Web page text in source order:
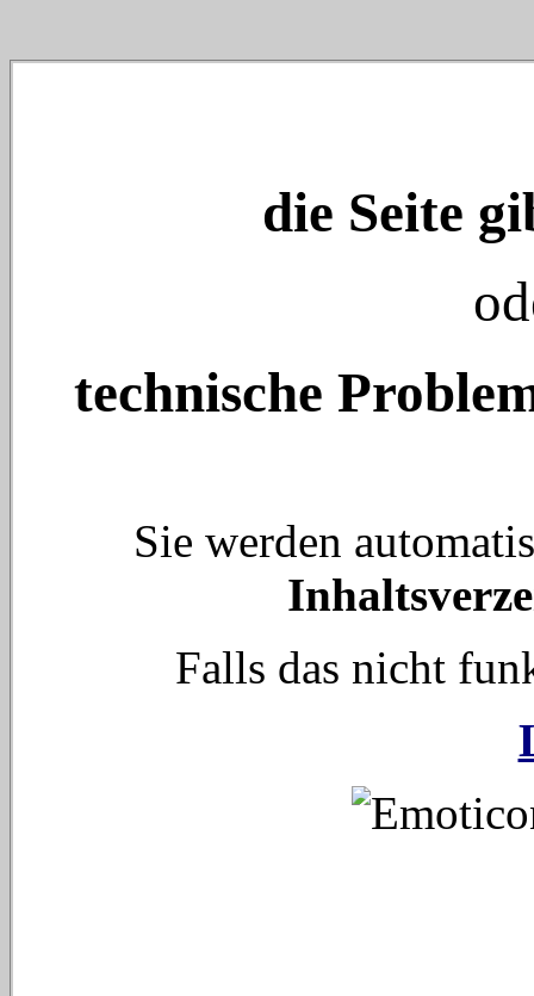
die Seite
technische
Sie werden
Falls das nicht